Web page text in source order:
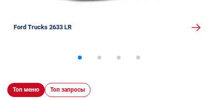
Ford Trucks 2633 LR
Топ меню Топ запросы